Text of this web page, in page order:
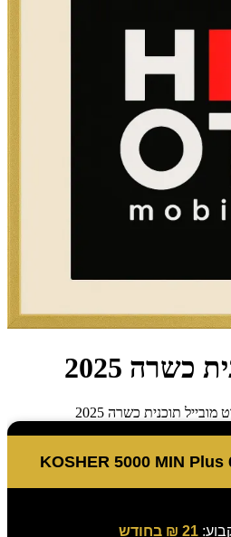
כשרה 2025
מובייל תוכנית כשרה 2025
21 ₪ בחודש